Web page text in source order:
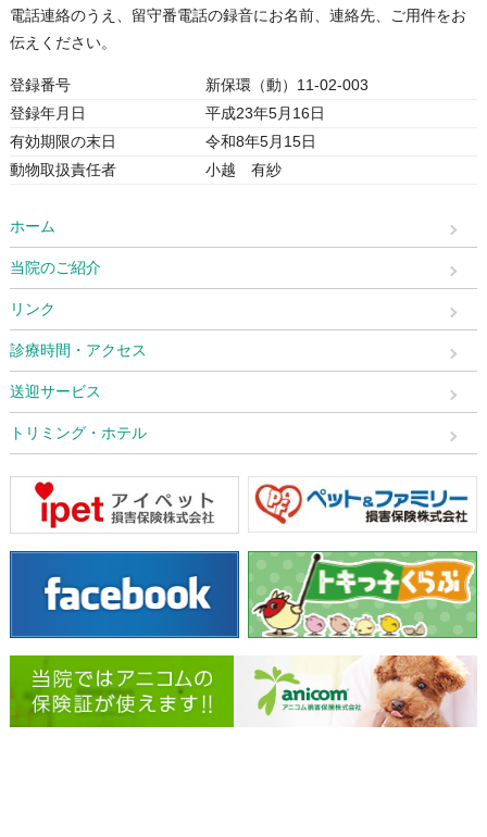
電話連絡のうえ、留守番電話の録音にお名前、連絡先、ご用件をお
伝えください。
登録番号
新保環（動）11-02-003
登録年月日
平成23年5月16日
有効期限の末日
令和8年5月15日
動物取扱責任者
小越 有紗
ホーム
当院のご紹介
リンク
診療時間・アクセス
送迎サービス
トリミング・ホテル